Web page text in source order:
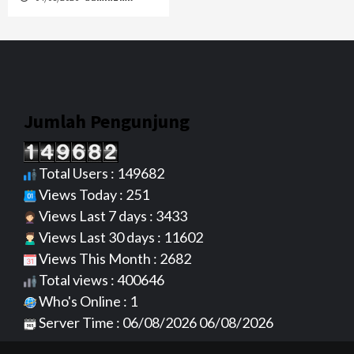
Jumlah Pengunjung
Total Users : 149682
Views Today : 251
Views Last 7 days : 3433
Views Last 30 days : 11602
Views This Month : 2682
Total views : 400646
Who's Online : 1
Server Time : 06/08/2026 06/08/2026